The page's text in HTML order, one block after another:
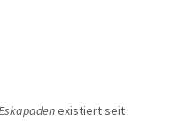
existiert seit